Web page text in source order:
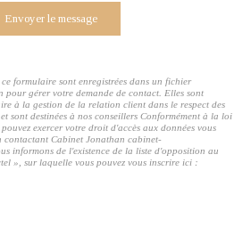
Envoyer le message
formulaire sont enregistrées dans un fichier
pour gérer votre demande de contact. Elles sont
à la gestion de la relation client dans le respect des
sont destinées à nos conseillers Conformément à la loi
exercer votre droit d'accès aux données vous
contactant Cabinet Jonathan cabinet-
informons de l'existence de la liste d'opposition au
», sur laquelle vous pouvez vous inscrire ici :